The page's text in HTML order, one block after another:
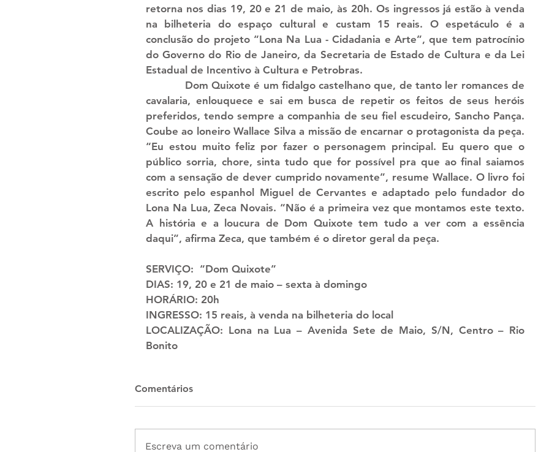
retorna nos dias 19, 20 e 21 de maio, às 20h. Os ingressos já estão à venda
na bilheteria do espaço cultural e custam 15 reais. O espetáculo é a
conclusão do projeto “Lona Na Lua - Cidadania e Arte”, que tem patrocínio
do Governo do Rio de Janeiro, da Secretaria de Estado de Cultura e da Lei
Estadual de Incentivo à Cultura e Petrobras.
cavalaria, enlouquece e sai em busca de repetir os feitos de seus heróis
preferidos, tendo sempre a companhia de seu fiel escudeiro, Sancho Pança.
Coube ao loneiro Wallace Silva a missão de encarnar o protagonista da peça.
“Eu estou muito feliz por fazer o personagem principal. Eu quero que o
público sorria, chore, sinta tudo que for possível pra que ao final saiamos
com a sensação de dever cumprido novamente”, resume Wallace. O livro foi
escrito pelo espanhol Miguel de Cervantes e adaptado pelo fundador do
Lona Na Lua, Zeca Novais. “Não é a primeira vez que montamos este texto.
A história e a loucura de Dom Quixote tem tudo a ver com a essência
daqui”, afirma Zeca, que também é o diretor geral da peça.
SERVIÇO:
  “Dom Quixote”​
DIAS: 19, 20 e 21 de maio – sexta à domingo
HORÁRIO: 20h
INGRESSO: 15 reais, à venda na bilheteria do local​
LOCALIZAÇÃO: Lona na Lua – Avenida Sete de Maio, S/N, Centro – Rio
Bonito
Comentários
Escreva um comentário